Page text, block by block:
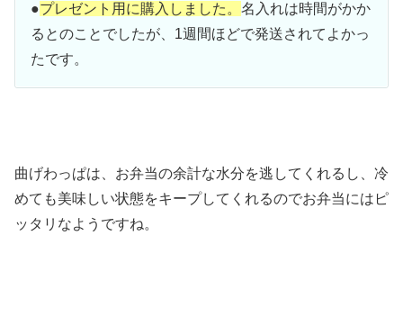
●プレゼント用に購入しました。 名入れは時間がかか
るとのことでしたが、1週間ほどで発送されてよかっ
たです。
曲げわっぱは、お弁当の余計な水分を逃してくれるし、冷
めても美味しい状態をキープしてくれるのでお弁当にはピ
ッタリなようですね。